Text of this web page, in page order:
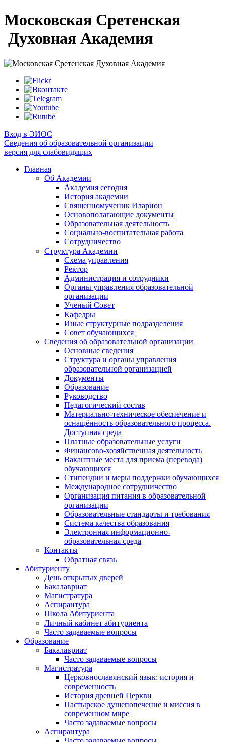
Московская Сретенская
Духовная Академия
Вход в ЭИОС
Сведения об образовательной организации
версия для слабовидящих
Главная
Об Академии
Академия сегодня
История академии
Священномученик Иларион
Основополагающие документы
Образовательная деятельность
Социально-воспитательная работа
Сотрудничество
Структура Академии
Схема управления
Ректор
Администрация и сотрудники
Органы управления образовательной
организации
Ученый Совет
Кафедры
Иные структурные подразделения
Совет обучающихся
Сведения об образовательной организации
Основные сведения
Структура и органы управления
образовательной организацией
Документы
Образование
Руководство
Педагогический состав
Материально-техническое обеспечение и
оснащённость образовательного процесса.
Доступная среда
Платные образовательные услуги
Финансово-хозяйственная деятельность
Вакантные места для приема (перевода)
обучающихся
Стипендии и меры поддержки обучающихся
Международное сотрудничество
Организация питания в образовательной
организации
Образовательные стандарты и требования
Система качества образования
Электронная информационно-
образовательная среда
Контакты
Обратная связь
Абитуриенту
День открытых дверей
Бакалавриат
Магистратура
Аспирантура
Школа Абитуриента
Личный кабинет абитуриента
Часто задаваемые вопросы
Образование
Бакалавриат
Часто задаваемые вопросы
Магистратура
Церковнославянский язык: история и
современность
История древней Церкви
Пастырское душепопечение и миссия в
современном мире
Часто задаваемые вопросы
Аспирантура